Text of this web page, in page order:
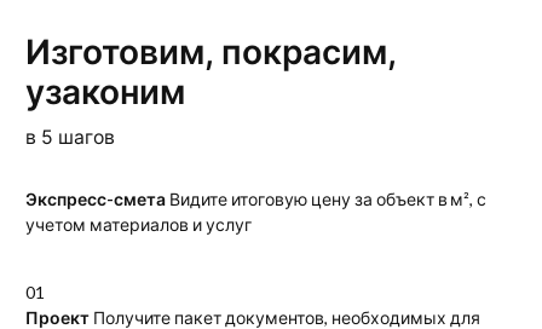
Изготовим, покрасим,
узаконим
в 5 шагов
Экспресс-смета Видите итоговую цену за объект в м², с
учетом материалов и услуг
01
Проект Получите пакет документов, необходимых для